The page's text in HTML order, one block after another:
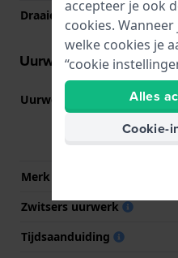
Draaiende bezel
Uurwerk informatie
Uurwerk nr.
Merk uurwerk
Zwitsers uurwerk
Tijdsaanduiding
accepteer je ook
cookies.
welke cookies je
“cookie
Alles
Cookie-